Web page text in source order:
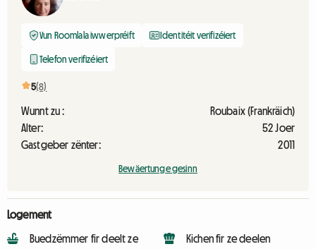
Vun Roomlala iwwerpréift Identitéit verifizéiert
Telefon verifizéiert
5(8)
Wunnt zu :
Roubaix (Frankräich)
Alter:
52 Joer
Gastgeber zënter:
2011
Bewäertunge gesinn
Logement
Buedzëmmer fir deelt ze
Kichen fir ze deelen